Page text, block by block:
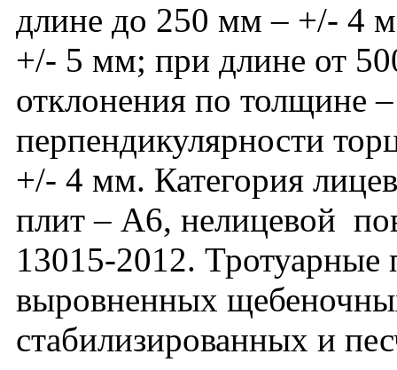
длине до 250 мм – +/- 4
+/- 5 мм; при длине от
отклонения по толщине
перпендикулярности
+/- 4 мм. Категория
плит – А6, нелицевой
13015-2012.
выровненных
стабилизированных и